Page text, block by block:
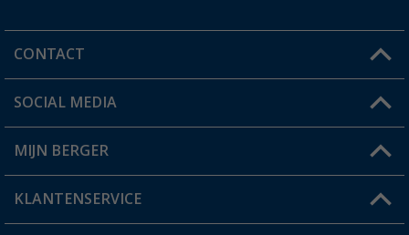
CONTACT
Een vraag?
Winkel vinden
SOCIAL MEDIA
MIJN BERGER
Mijn account
KLANTENSERVICE